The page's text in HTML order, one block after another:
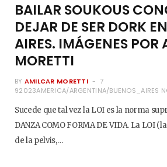
BAILAR SOUKOUS
DEJAR DE SER DORK
AIRES. IMÁGENES POR
MORETTI
BY AMILCAR MORETTI
7
92023AMERICA/ARGENTINA/BUENOS_AIRES
Sucede que tal vez la LOI es la norma
DANZA COMO FORMA DE VIDA. La LOI
de la pelvis,…